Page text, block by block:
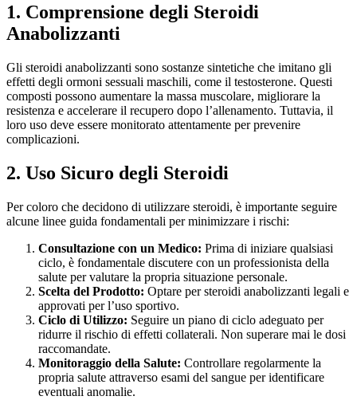
1. Comprensione degli Steroidi
Anabolizzanti
Gli steroidi anabolizzanti sono sostanze sintetiche che imitano gli
effetti degli ormoni sessuali maschili, come il testosterone. Questi
composti possono aumentare la massa muscolare, migliorare la
resistenza e accelerare il recupero dopo l’allenamento. Tuttavia, il
loro uso deve essere monitorato attentamente per prevenire
complicazioni.
2. Uso Sicuro degli Steroidi
Per coloro che decidono di utilizzare steroidi, è importante seguire
alcune linee guida fondamentali per minimizzare i rischi:
Consultazione con un Medico: Prima di iniziare qualsiasi
ciclo, è fondamentale discutere con un professionista della
salute per valutare la propria situazione personale.
Scelta del Prodotto: Optare per steroidi anabolizzanti legali e
approvati per l’uso sportivo.
Ciclo di Utilizzo: Seguire un piano di ciclo adeguato per
ridurre il rischio di effetti collaterali. Non superare mai le dosi
raccomandate.
Monitoraggio della Salute: Controllare regolarmente la
propria salute attraverso esami del sangue per identificare
eventuali anomalie.